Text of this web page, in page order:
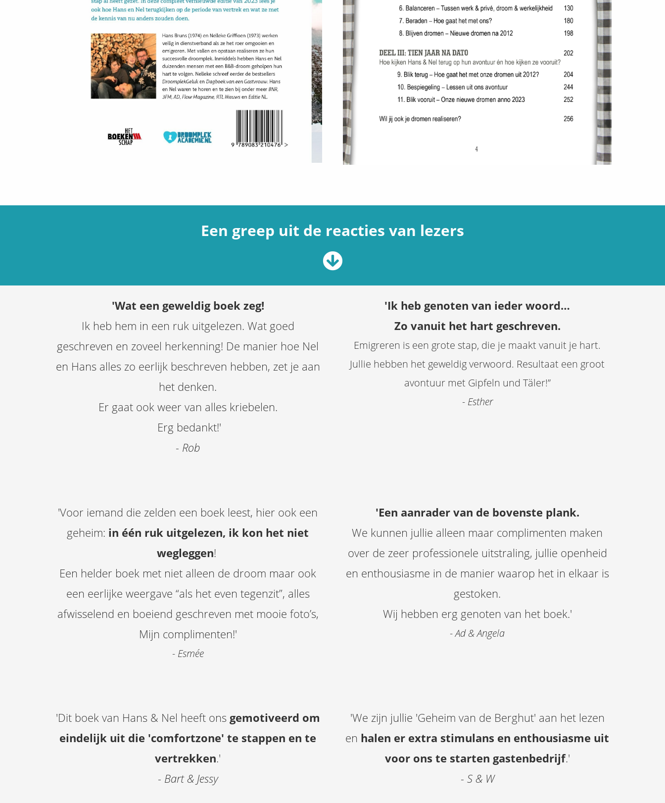
Een greep uit de reacties van lezers
'Wat een geweldig boek zeg!
Ik heb hem in een ruk uitgelezen. Wat goed
geschreven en zoveel herkenning! De manier hoe Nel
en Hans alles zo eerlijk beschreven hebben, zet je aan
het denken.
Er gaat ook weer van alles kriebelen.
Erg bedankt!'
- Rob
'Ik heb genoten van ieder woord…
Zo vanuit het hart geschreven.
Emigreren is een grote stap, die je maakt vanuit je hart.
Jullie hebben het geweldig verwoord. Resultaat een groot
avontuur met Gipfeln und Täler!”
- Esther
'Voor iemand die zelden een boek leest, hier ook een
geheim: in één ruk uitgelezen, ik kon het niet
wegleggen!
Een helder boek met niet alleen de droom maar ook
een eerlijke weergave “als het even tegenzit”, alles
afwisselend en boeiend geschreven met mooie foto’s,
Mijn complimenten!'
- Esmée
'Een aanrader van de bovenste plank.
We kunnen jullie alleen maar complimenten maken
over de zeer professionele uitstraling, jullie openheid
en enthousiasme in de manier waarop het in elkaar is
gestoken.
Wij hebben erg genoten van het boek.'
- Ad & Angela
'Dit boek van Hans & Nel heeft ons gemotiveerd om
eindelijk uit die 'comfortzone' te stappen en te
vertrekken.'
- Bart & Jessy
'We zijn jullie 'Geheim van de Berghut' aan het lezen
en halen er extra stimulans en enthousiasme uit
voor ons te starten gastenbedrijf.'
- S & W